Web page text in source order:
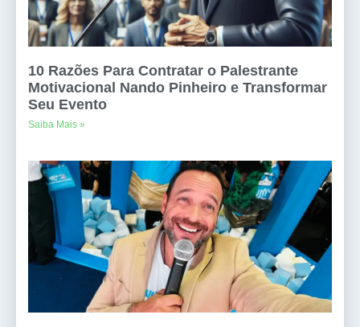
10 Razões Para Contratar o Palestrante
Motivacional Nando Pinheiro e Transformar
Seu Evento
Saiba Mais »